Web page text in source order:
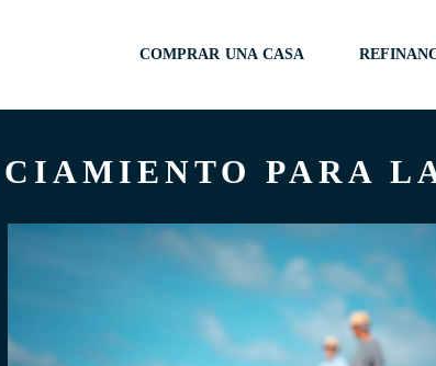
COMPRAR UNA CASA
PARA